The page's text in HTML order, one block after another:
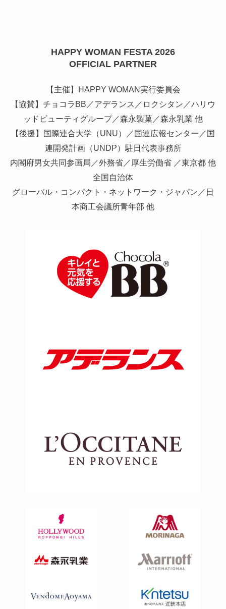
HAPPY WOMAN FESTA 2026
OFFICIAL PARTNER
【主催】HAPPY WOMAN実行委員会
【協賛】チョコラBB／アデランス／ロクシタン／ハリウ
ッドビューティグループ／森永製菓／森永乳業 他
【後援】国際連合大学（UNU）／国連広報センター／国
連開発計画（UNDP）駐日代表事務所
内閣府男女共同参画局／外務省／厚生労働省 ／東京都 他
全国自治体
グローバル・コンパクト・ネットワーク・ジャパン／日
本商工会議所青年部 他